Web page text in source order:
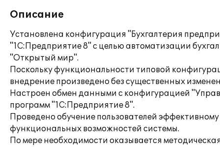
Описание
Установлена конфигурация "Бухгалтерия
"1С:Предприятие 8" с целью автоматизации
"Открытый мир".
Поскольку функциональности типовой
внедрение произведено без существенных
Настроен обмен данными с конфигурацией
программ "1С:Предприятие 8".
Проведено обучение пользователей
функциональных возможностей системы.
По мере необходимости оказывается